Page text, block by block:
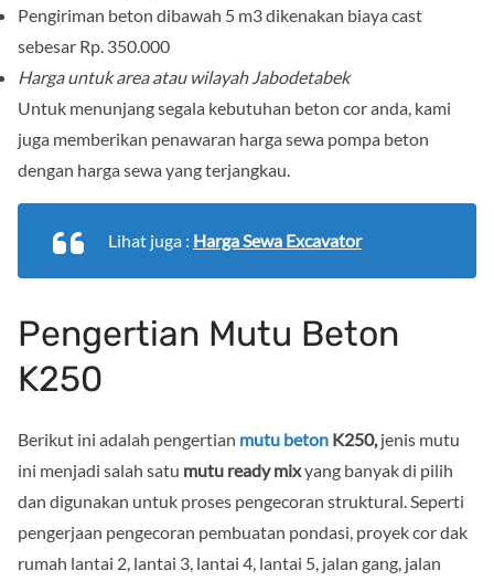
Pengiriman beton dibawah 5 m3 dikenakan biaya cast
sebesar Rp. 350.000
Harga untuk area atau wilayah Jabodetabek
Untuk menunjang segala kebutuhan beton cor anda, kami
juga memberikan penawaran harga sewa pompa beton
dengan harga sewa yang terjangkau.
Lihat juga : Harga Sewa Excavator
Pengertian Mutu Beton
K250
Berikut ini adalah pengertian mutu beton K250, jenis mutu
ini menjadi salah satu mutu ready mixyang banyak di pilih
dan digunakan untuk proses pengecoran struktural. Seperti
pengerjaan pengecoran pembuatan pondasi, proyek cor dak
rumah lantai 2, lantai 3, lantai 4, lantai 5, jalan gang, jalan